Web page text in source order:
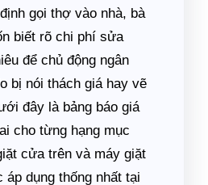
gọi thợ vào nhà, bà
biết rõ chi phí sửa
để chủ động ngân
bị nói thách giá hay vẽ
đây là bảng báo giá
cho từng hạng mục
cửa trên và máy giặt
dụng thống nhất tại